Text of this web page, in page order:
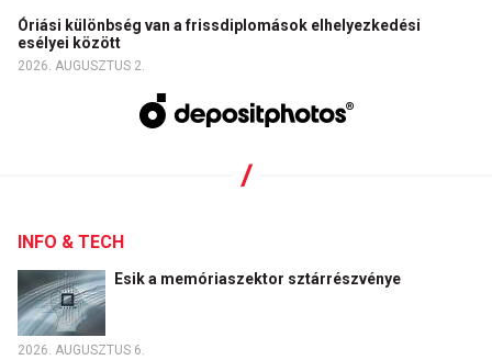
Óriási különbség van a frissdiplomások elhelyezkedési
esélyei között
2026. AUGUSZTUS 2.
INFO & TECH
Esik a memóriaszektor sztárrészvénye
2026. AUGUSZTUS 6.